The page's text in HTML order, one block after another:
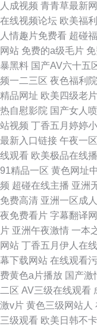
人成视频 青青草最新
在线视频论坛 欧美福
人情趣片免费看 超碰
网站 免费的a级毛片
暴黑料 国产AV六十五
频一二三区 夜色福利
精品网址 欧美四级老片
热自慰影院 国产女人
站视频 丁香五月婷婷
最新入口链接 午夜一
线观看 欧美极品在线
91精品一区 黄色网址
频 超碰在线主播 亚洲
免费高清 亚洲一区成
夜免费看片 字幕翻译
片 亚洲午夜激情 一本
网站 丁香五月伊人在线
幕下载网站 在线观看
费黄色a片播放 国产激
二区 AV三级在线观看
激v片 黄色三级网站人
三级观看 欧美日韩不